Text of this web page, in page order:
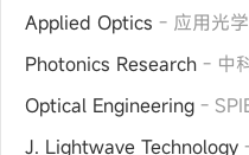
Applied Optics - 应用光
Photonics Research - 中
Optical Engineering -
J. Lightwave Technology